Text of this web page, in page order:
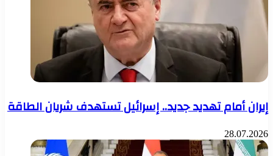
إيران أمام تهديد جديد.. إسرائيل تستهدف شريان الطاقة
28.07.2026